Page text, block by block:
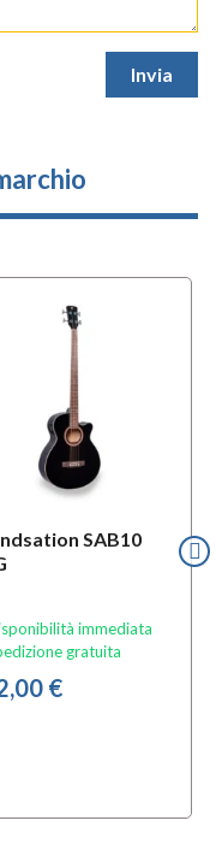
SAB10
immediata
gratuita
€